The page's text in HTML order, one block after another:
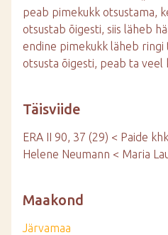
peab pimekukk otsustama,
otsustab õigesti, siis läheb
endine pimekukk läheb ringi
otsusta õigesti, peab ta veel
Täisviide
ERA II 90, 37 (29) < Paide
Helene Neumann < Maria
Maakond
Järvamaa